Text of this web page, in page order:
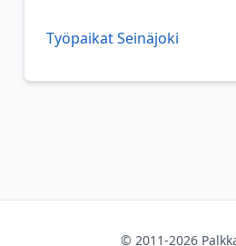
Työpaikat Seinäjoki
© 2011-2026